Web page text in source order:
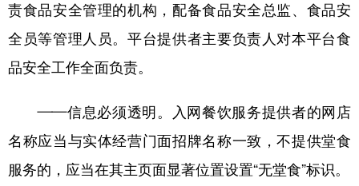
Русский язык 日本語 한국어
Deutsch Português
责食品安全管理的机构，配备食品安全总监、食品安
全员等管理人员。平台提供者主要负责人对本平台食
品安全工作全面负责。
——信息必须透明。入网餐饮服务提供者的网店
名称应当与实体经营门面招牌名称一致，不提供堂食
服务的，应当在其主页面显著位置设置“无堂食”标识。